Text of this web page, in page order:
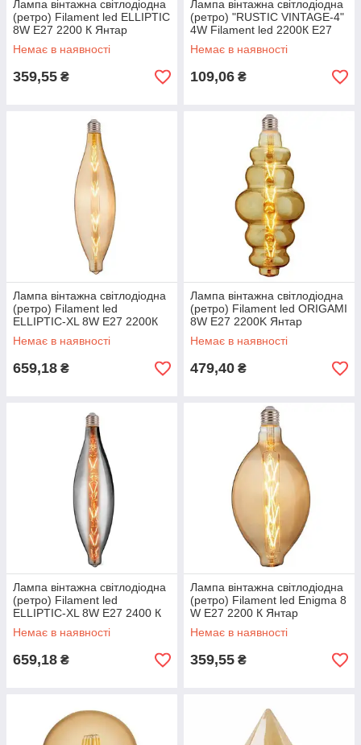
Лампа вінтажна світлодіодна
(ретро) Filament led ELLIPTIC
8W E27 2200 К Янтар
Немає в наявності
359,55 ₴
Лампа вінтажна світлодіодна
(ретро) "RUSTIC VINTAGE-4"
4W Filament led 2200К E27
Немає в наявності
109,06 ₴
Лампа вінтажна світлодіодна
(ретро) Filament led
ELLIPTIC-XL 8W E27 2200К
Янтар
Немає в наявності
659,18 ₴
Лампа вінтажна світлодіодна
(ретро) Filament led ORIGAMI
8W E27 2200K Янтар
Немає в наявності
479,40 ₴
Лампа вінтажна світлодіодна
(ретро) Filament led
ELLIPTIC-XL 8W E27 2400 К
Титан
Немає в наявності
659,18 ₴
Лампа вінтажна світлодіодна
(ретро) Filament led Enigma 8
W E27 2200 К Янтар
Немає в наявності
359,55 ₴